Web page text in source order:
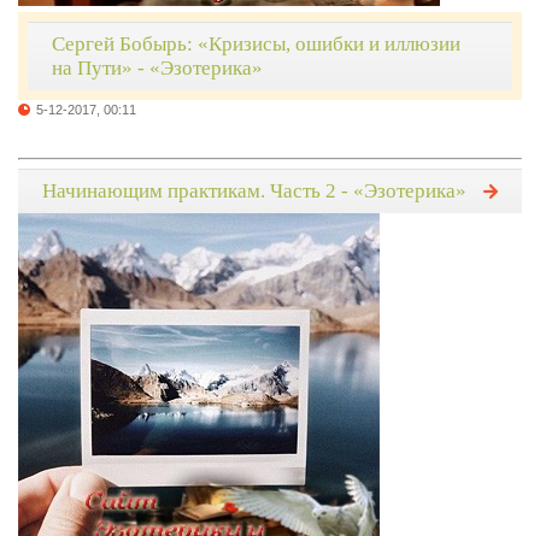
Сергей Бобырь: «Кризисы, ошибки и иллюзии
на Пути» - «Эзотерика»
5-12-2017, 00:11
Начинающим практикам. Часть 2 - «Эзотерика»